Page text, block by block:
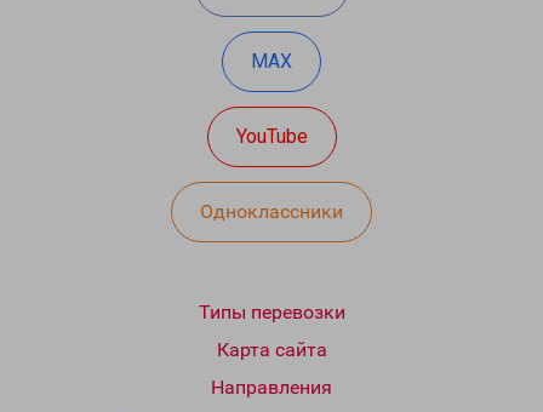
MAX
YouTube
Одноклассники
Типы перевозки
Карта сайта
Направления